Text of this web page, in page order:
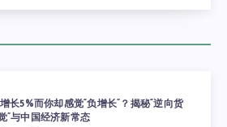
长5%而你却感觉“负增长”？揭秘“逆向货
”与中国经济新常态